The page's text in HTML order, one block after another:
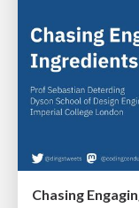
Chasing